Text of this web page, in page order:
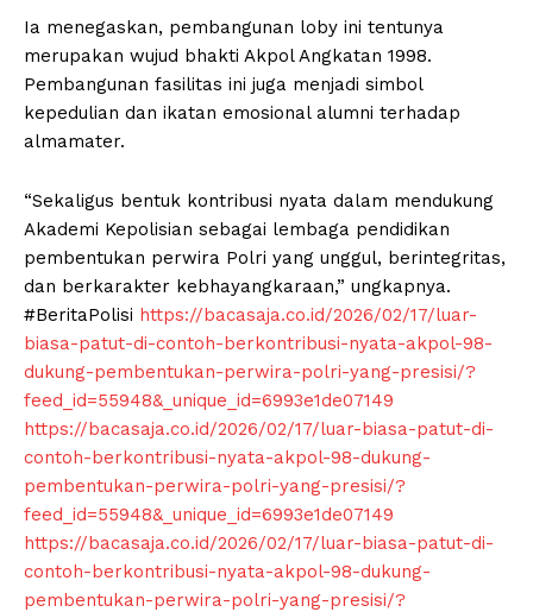
Ia menegaskan, pembangunan loby ini tentunya
merupakan wujud bhakti Akpol Angkatan 1998.
Pembangunan fasilitas ini juga menjadi simbol
kepedulian dan ikatan emosional alumni terhadap
almamater.
“Sekaligus bentuk kontribusi nyata dalam mendukung
Akademi Kepolisian sebagai lembaga pendidikan
pembentukan perwira Polri yang unggul, berintegritas,
dan berkarakter kebhayangkaraan,” ungkapnya.
#BeritaPolisi https://bacasaja.co.id/2026/02/17/luar-
biasa-patut-di-contoh-berkontribusi-nyata-akpol-98-
dukung-pembentukan-perwira-polri-yang-presisi/?
feed_id=55948&_unique_id=6993e1de07149
https://bacasaja.co.id/2026/02/17/luar-biasa-patut-di-
contoh-berkontribusi-nyata-akpol-98-dukung-
pembentukan-perwira-polri-yang-presisi/?
feed_id=55948&_unique_id=6993e1de07149
https://bacasaja.co.id/2026/02/17/luar-biasa-patut-di-
contoh-berkontribusi-nyata-akpol-98-dukung-
pembentukan-perwira-polri-yang-presisi/?